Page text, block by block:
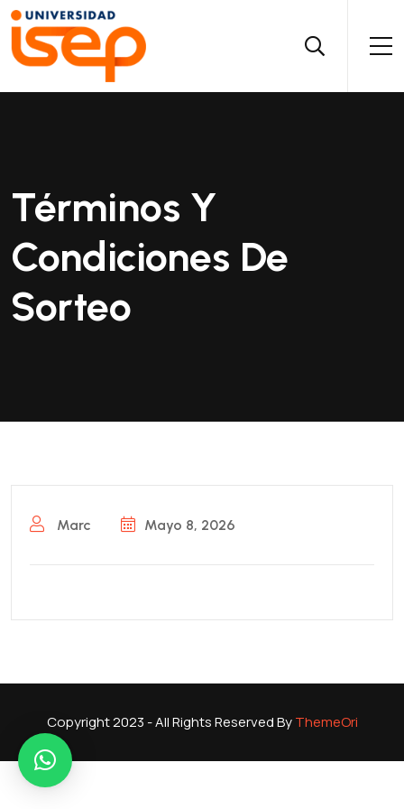
Términos Y
Condiciones De
Sorteo
Marc Mayo 8, 2026
Copyright 2023 - All Rights Reserved ByThemeOri